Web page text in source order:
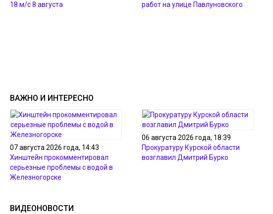
18 м/с 8 августа
работ на улице Павлуновского
ВАЖНО И ИНТЕРЕСНО
07 августа 2026 года, 14:43
Хинштейн прокомментировал
серьезные проблемы с водой в
Железногорске
06 августа 2026 года, 18:39
Прокуратуру Курской области
возглавил Дмитрий Бурко
ВИДЕОНОВОСТИ